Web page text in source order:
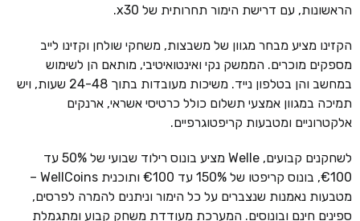
הראשונות, עם דרישת הימור תחרותית של x30.
הקזינו מציע מבחר מגוון של משבצות, משחקי שולחן וקזינו לייב
מספקים מוכרים. הממשק נקי ואינטואיטיבי, מותאם הן לשימוש
במחשב והן בטלפון נייד. משיכות מעובדות בתוך 24-48 שעות, ויש
תמיכה במגוון אמצעי תשלום כולל כרטיסי אשראי, ארנקים
אלקטרוניים ומטבעות קריפטוגרפיים.
לשחקנים קבועים, Welle מציע בונוס רילוד שבועי של 50% עד
€100, בונוס קריפטו של 150% עד €100 ותוכנית WellCoins –
מטבעות נאמנות שנצברים על כל הימור וניתנים להמרה לפרסים,
ספינים חינם ובונוסים. המערכת מעודדת משחק קבוע ומתגמלת